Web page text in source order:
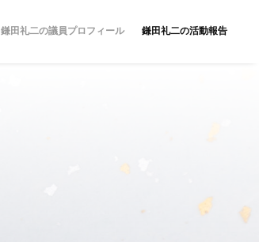
鎌田礼二の議員プロフィール 鎌田礼二の活動報告